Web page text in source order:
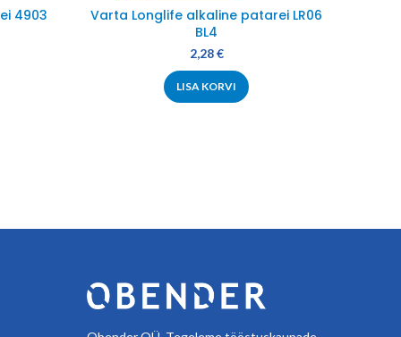
4903
Varta Longlife alkaline patarei LR06
BL4
2,28€
LISA KORVI